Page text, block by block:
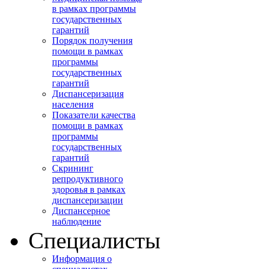
в рамках программы
государственных
гарантий
Порядок получения
помощи в рамках
программы
государственных
гарантий
Диспансеризация
населения
Показатели качества
помощи в рамках
программы
государственных
гарантий
Скрининг
репродуктивного
здоровья в рамках
диспансеризации
Диспансерное
наблюдение
Специалисты
Информация о